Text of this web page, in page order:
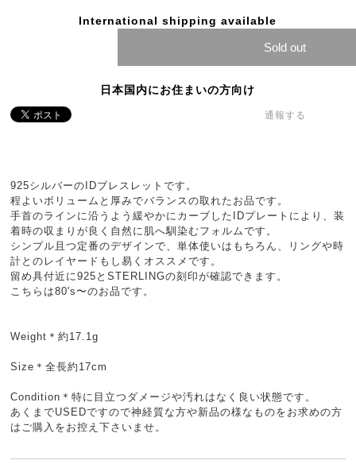
International shipping available
Sold out
日本国内にお住まいの方向け
通報する
925シルバーのIDブレスレットです。
程よいボリュームと厚みでバランスの取れたお品です。
手首のラインに沿うよう緩やかにカーブしたIDプレートにより、装
着時の収まりが良く自然に肌へ馴染むフォルムです。
シンプル且つ定番のデザインで、単体使いはもちろん、リングや時
計とのレイヤードもし易くオススメです。
留め具付近に925とSTERLINGの刻印が確認できます。
こちらは80's〜のお品です。
Weight＊約17.1g
Size＊全長約17cm
Condition＊特に目立つダメージや汚れはなく良い状態です。
あくまでUSEDですので神経質な方や新品の様なものをお求めの方
はご購入をお控え下さいませ。